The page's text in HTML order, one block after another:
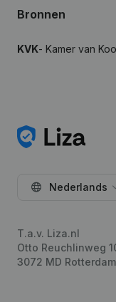
Bronnen
KVK- Kamer van
Nederlands
T.a.v. Liza.nl
Otto Reuchlinweg
3072 MD Rotterdam